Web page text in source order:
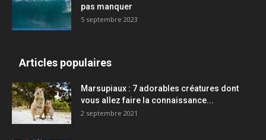
pas manquer
5 septembre 2023
Articles populaires
Marsupiaux : 7 adorables créatures dont
vous allez faire la connaissance...
2 septembre 2021